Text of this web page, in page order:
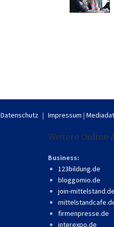
Datenschutz Impressum |
Weitere Online-
Business:
123bildung.de
bloggomio.de
join-mittelstand.de
firmenpresse.de
interexpo.de